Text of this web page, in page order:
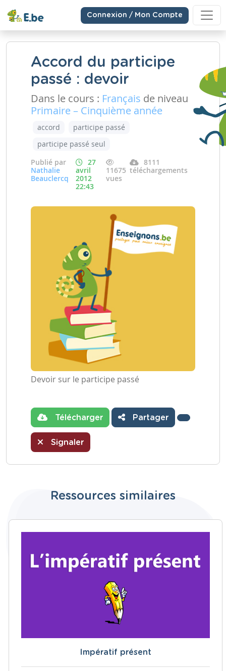
Connexion / Mon Compte
Accord du participe
passé : devoir
Dans le cours : Français de niveau
Primaire – Cinquième année
accord
participe passé
participe passé seul
Publié par
Nathalie
Beauclercq
27
avril
2012
22:43
11675
vues
8111
téléchargements
Devoir sur le participe passé
Télécharger Partager
Signaler
Ressources similaires
Impératif présent